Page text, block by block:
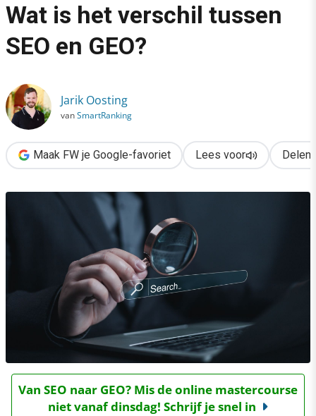
Marketing
›
Wat is het verschil tussen
SEO en GEO?
Jarik Oosting
vanSmartRanking
Maak FW je Google-favoriet Lees voor Delen
Van SEO naar GEO? Mis de online mastercourse
niet vanaf dinsdag! Schrijf je snel in